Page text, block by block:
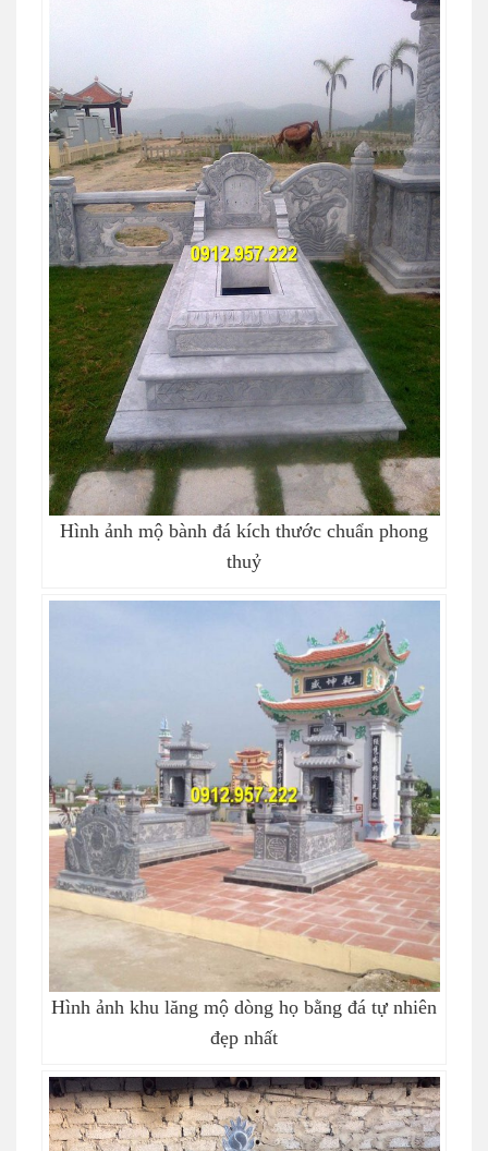
Hình ảnh mộ bành đá kích thước chuẩn phong
thuỷ
Hình ảnh khu lăng mộ dòng họ bằng đá tự nhiên
đẹp nhất